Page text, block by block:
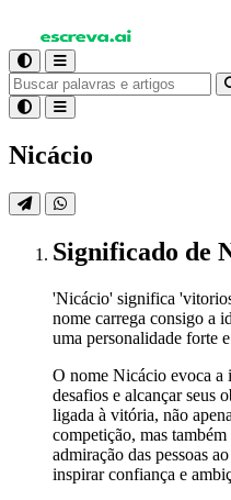
Nicácio
Significado de
'Nicácio' significa
nome carrega consigo a
uma personalidade forte
O nome Nicácio evoca a
desafios e alcançar seus
ligada à vitória, não
competição, mas
admiração das pessoas
inspirar confiança e